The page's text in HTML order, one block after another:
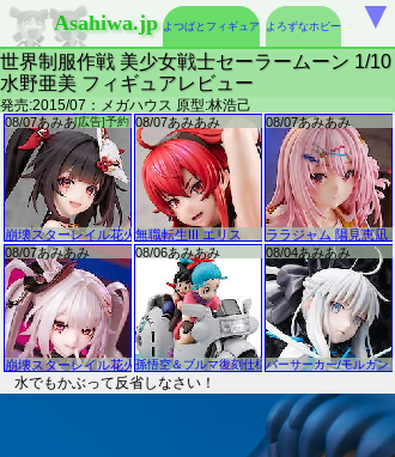
Asahiwa.jp よつばとフィギュア よろずなホビー
世界制服作戦 美少女戦士セーラームーン 1/10
水野亜美 フィギュアレビュー
発売:2015/07：メガハウス 原型:林浩己
水でもかぶって反省しなさい！
▼